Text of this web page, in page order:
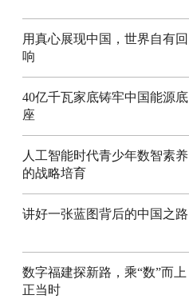
用真心展现中国，世界自有回
响
40亿千瓦家底铸牢中国能源底
座
人工智能时代青少年数智素养
的战略培育
讲好一张蓝图背后的中国之路
数字福建探新路，乘“数”而上
正当时